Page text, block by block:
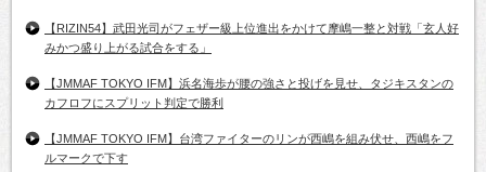
【RIZIN54】武田光司がフェザー級上位進出をかけて摩嶋一整と対戦「玄人好
みかつ盛り上がる試合をする」
【JMMAF TOKYO IFM】浜名海歩が腰の強さと投げを見せ、タジキスタンの
カフロフにスプリット判定で勝利
【JMMAF TOKYO IFM】台湾ファイターのリンが西嶋を組み伏せ、西嶋をフ
ルマークで下す